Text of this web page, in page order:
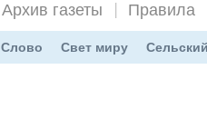
Архив газеты Правила
Слово Свет миру